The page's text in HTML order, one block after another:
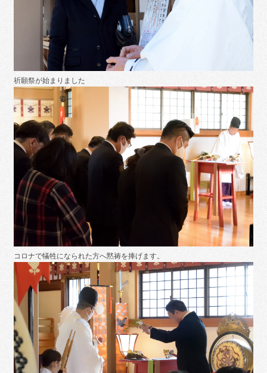
祈願祭が始まりました
コロナで犠牲になられた方へ黙祷を捧げます。